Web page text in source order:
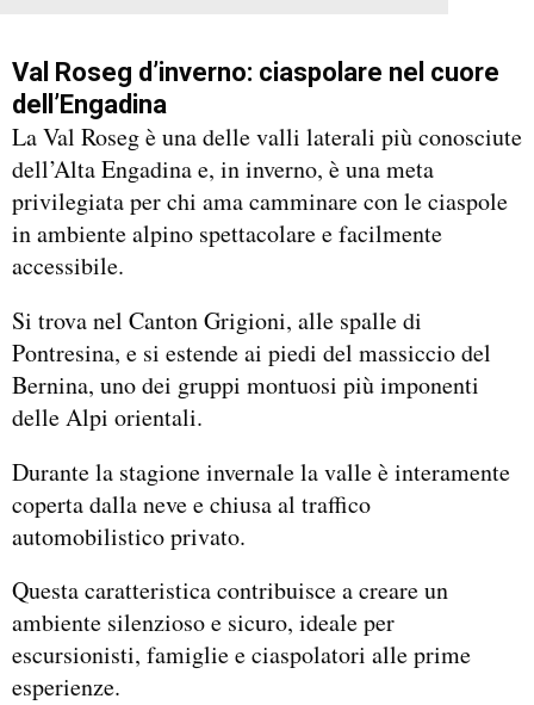
Val Roseg d’inverno: ciaspolare nel cuore
dell’Engadina
La Val Roseg è una delle valli laterali più conosciute
dell’Alta Engadina e, in inverno, è una meta
privilegiata per chi ama camminare con le ciaspole
in ambiente alpino spettacolare e facilmente
accessibile.
Si trova nel Canton Grigioni, alle spalle di
Pontresina, e si estende ai piedi del massiccio del
Bernina, uno dei gruppi montuosi più imponenti
delle Alpi orientali.
Durante la stagione invernale la valle è interamente
coperta dalla neve e chiusa al traffico
automobilistico privato.
Questa caratteristica contribuisce a creare un
ambiente silenzioso e sicuro, ideale per
escursionisti, famiglie e ciaspolatori alle prime
esperienze.